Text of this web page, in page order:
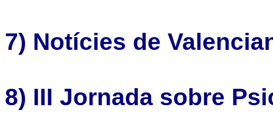
7) Notícies de
8) III Jornada sobre